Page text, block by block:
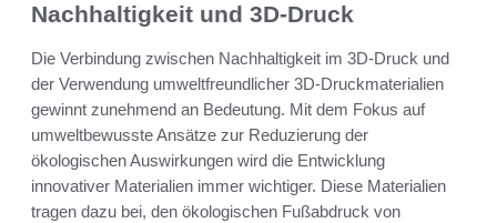
Nachhaltigkeit und 3D-Druck
Die Verbindung zwischen Nachhaltigkeit im 3D-Druck und
der Verwendung umweltfreundlicher 3D-Druckmaterialien
gewinnt zunehmend an Bedeutung. Mit dem Fokus auf
umweltbewusste Ansätze zur Reduzierung der
ökologischen Auswirkungen wird die Entwicklung
innovativer Materialien immer wichtiger. Diese Materialien
tragen dazu bei, den ökologischen Fußabdruck von